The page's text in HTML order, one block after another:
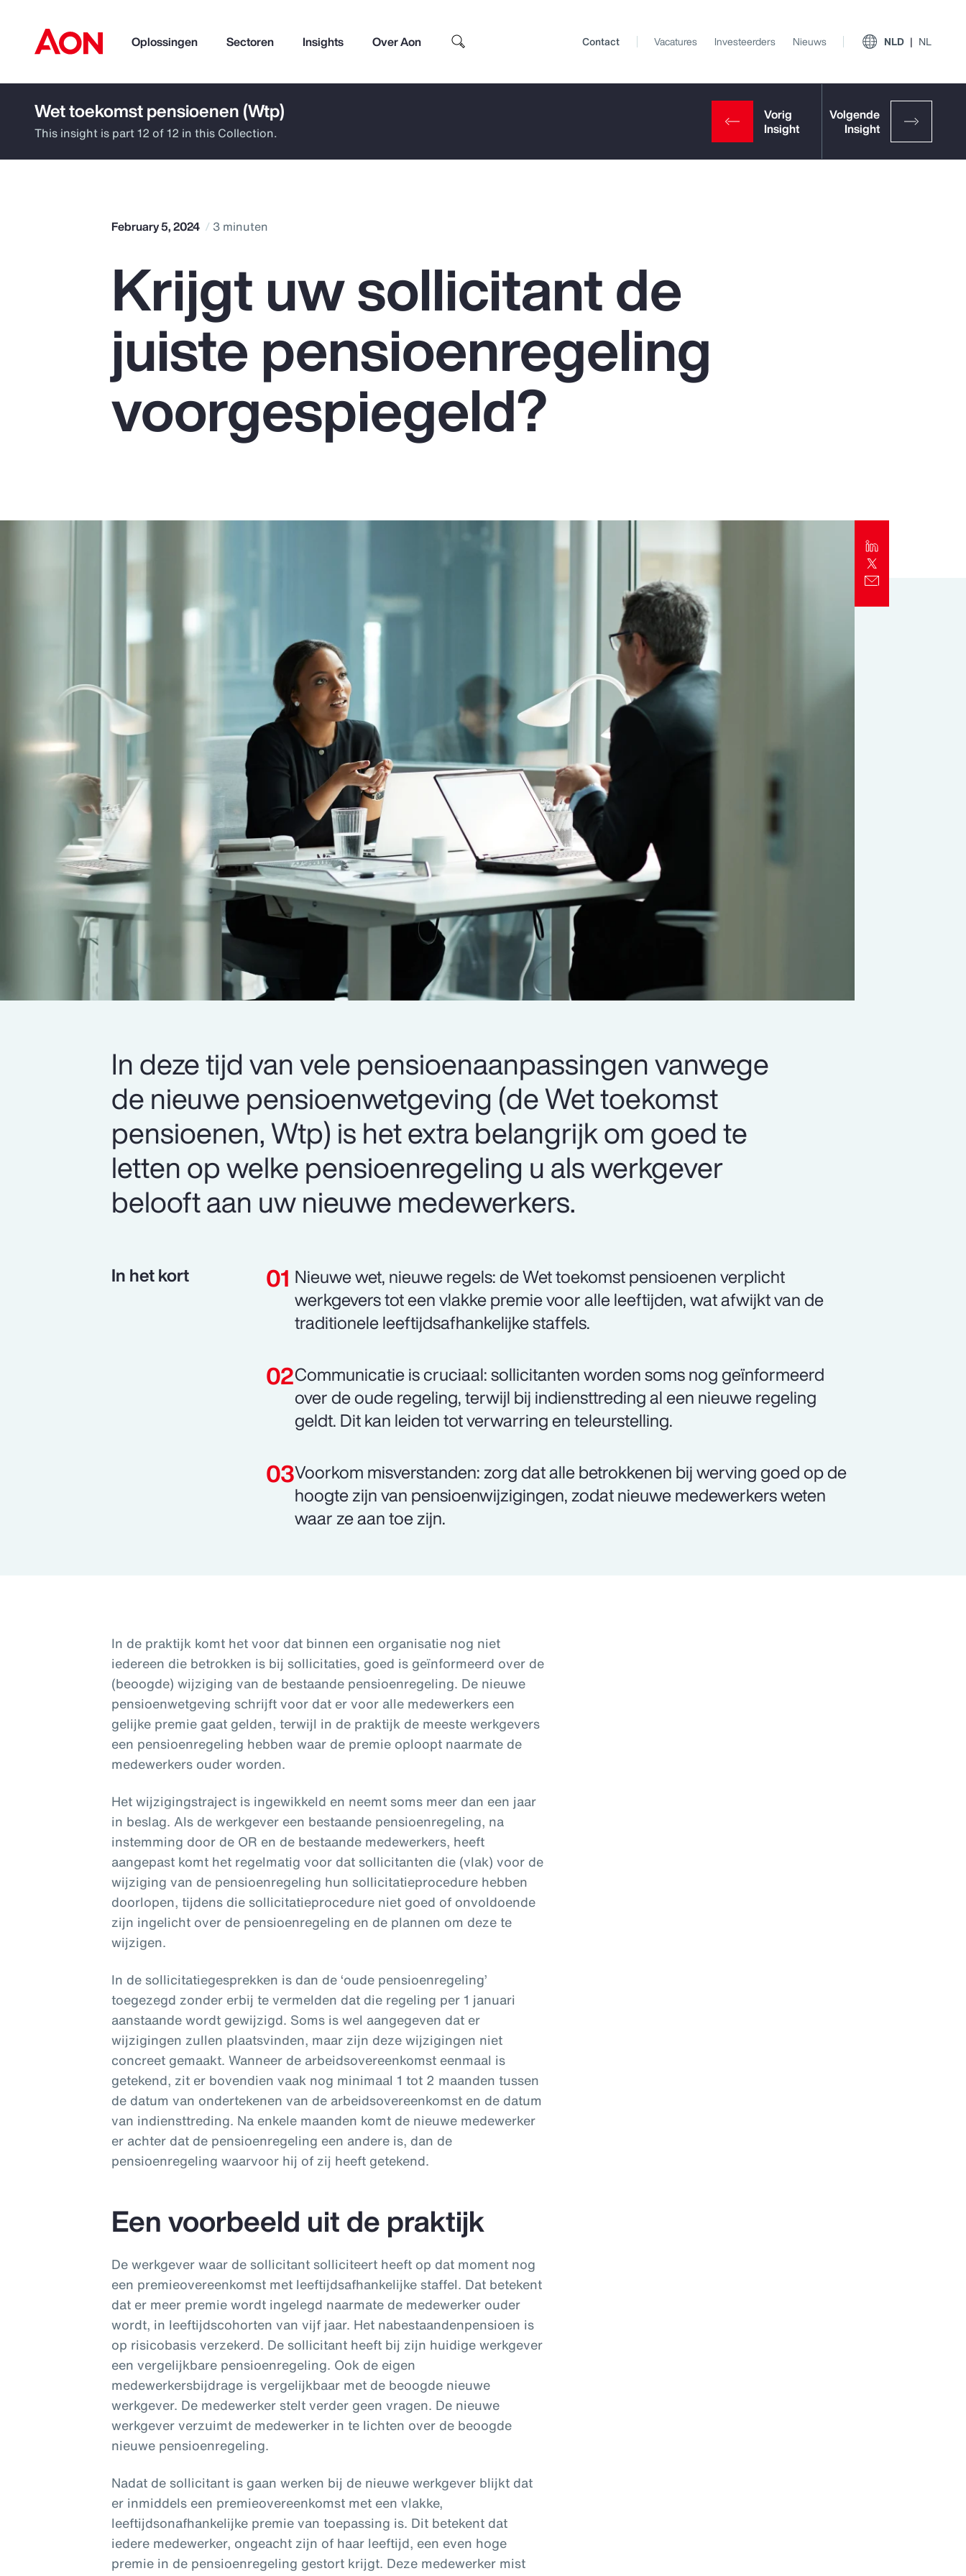
Oplossingen Sectoren Insights Over Aon
How can we help you?
Popular Searches
Pay Transparency
Parametrics
Top Insights
Better Decisions Brief: Responding to
the CrowdStrike IT Outage
Contact Vacatures Investeerders Nieuws NLD NL
Wet toekomst pensioenen (Wtp)
This insight is part 12 of 12 in this Collection.
February 5, 2024 3 minuten
Krijgt uw sollicitant de
juiste pensioenregeling
voorgespiegeld?
In deze tijd van vele pensioenaanpassingen vanwege
de nieuwe pensioenwetgeving (de Wet toekomst
pensioenen, Wtp) is het extra belangrijk om goed te
letten op welke pensioenregeling u als werkgever
belooft aan uw nieuwe medewerkers.
In het kort
Nieuwe wet, nieuwe regels: de Wet toekomst pensioenen verplicht
werkgevers tot een vlakke premie voor alle leeftijden, wat afwijkt van de
traditionele leeftijdsafhankelijke staffels.
Communicatie is cruciaal: sollicitanten worden soms nog geïnformeerd
over de oude regeling, terwijl bij indiensttreding al een nieuwe regeling
geldt. Dit kan leiden tot verwarring en teleurstelling.
Voorkom misverstanden: zorg dat alle betrokkenen bij werving goed op de
hoogte zijn van pensioenwijzigingen, zodat nieuwe medewerkers weten
waar ze aan toe zijn.
In de praktijk komt het voor dat binnen een organisatie nog niet
iedereen die betrokken is bij sollicitaties, goed is geïnformeerd over de
(beoogde) wijziging van de bestaande pensioenregeling. De nieuwe
pensioenwetgeving schrijft voor dat er voor alle medewerkers een
gelijke premie gaat gelden, terwijl in de praktijk de meeste werkgevers
een pensioenregeling hebben waar de premie oploopt naarmate de
medewerkers ouder worden.
Het wijzigingstraject is ingewikkeld en neemt soms meer dan een jaar
in beslag. Als de werkgever een bestaande pensioenregeling, na
instemming door de OR en de bestaande medewerkers, heeft
aangepast komt het regelmatig voor dat sollicitanten die (vlak) voor de
wijziging van de pensioenregeling hun sollicitatieprocedure hebben
doorlopen, tijdens die sollicitatieprocedure niet goed of onvoldoende
zijn ingelicht over de pensioenregeling en de plannen om deze te
wijzigen.
In de sollicitatiegesprekken is dan de ‘oude pensioenregeling’
toegezegd zonder erbij te vermelden dat die regeling per 1 januari
aanstaande wordt gewijzigd. Soms is wel aangegeven dat er
wijzigingen zullen plaatsvinden, maar zijn deze wijzigingen niet
concreet gemaakt. Wanneer de arbeidsovereenkomst eenmaal is
getekend, zit er bovendien vaak nog minimaal 1 tot 2 maanden tussen
de datum van ondertekenen van de arbeidsovereenkomst en de datum
van indiensttreding. Na enkele maanden komt de nieuwe medewerker
er achter dat de pensioenregeling een andere is, dan de
pensioenregeling waarvoor hij of zij heeft getekend.
Een voorbeeld uit de praktijk
De werkgever waar de sollicitant solliciteert heeft op dat moment nog
een premieovereenkomst met leeftijdsafhankelijke staffel. Dat betekent
dat er meer premie wordt ingelegd naarmate de medewerker ouder
wordt, in leeftijdscohorten van vijf jaar. Het nabestaandenpensioen is
op risicobasis verzekerd. De sollicitant heeft bij zijn huidige werkgever
een vergelijkbare pensioenregeling. Ook de eigen
medewerkersbijdrage is vergelijkbaar met de beoogde nieuwe
werkgever. De medewerker stelt verder geen vragen. De nieuwe
werkgever verzuimt de medewerker in te lichten over de beoogde
nieuwe pensioenregeling.
Nadat de sollicitant is gaan werken bij de nieuwe werkgever blijkt dat
er inmiddels een premieovereenkomst met een vlakke,
leeftijdsonafhankelijke premie van toepassing is. Dit betekent dat
iedere medewerker, ongeacht zijn of haar leeftijd, een even hoge
premie in de pensioenregeling gestort krijgt. Deze medewerker mist